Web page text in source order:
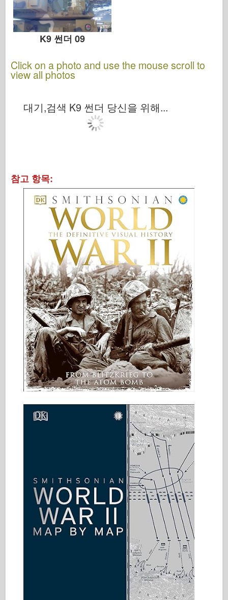
연락처
르 저널
더 키트
K9 썬더 09
Click on a photo and use the mouse scroll to
view all photos
대기,검색 K9 썬더 당신을 위해...
참고 항목: